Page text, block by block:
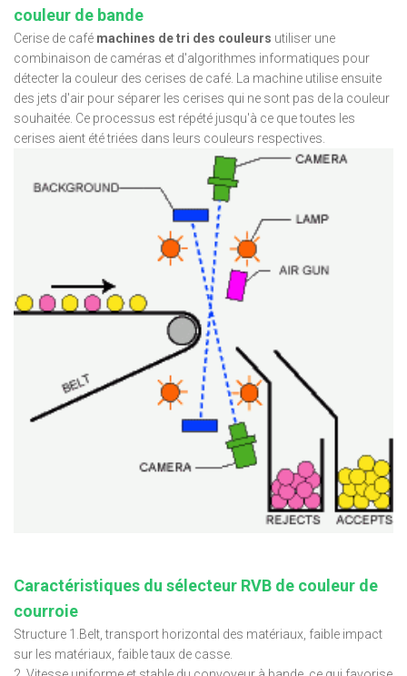
couleur de bande
Cerise de café machines de tri des couleurs utiliser une
combinaison de caméras et d'algorithmes informatiques pour
détecter la couleur des cerises de café. La machine utilise ensuite
des jets d'air pour séparer les cerises qui ne sont pas de la couleur
souhaitée. Ce processus est répété jusqu'à ce que toutes les
cerises aient été triées dans leurs couleurs respectives.
Caractéristiques du sélecteur RVB de couleur de
courroie
Structure 1.Belt, transport horizontal des matériaux, faible impact
sur les matériaux, faible taux de casse.